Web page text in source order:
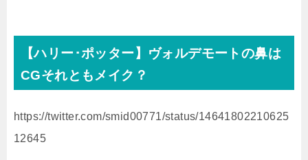
【ハリー･ポッター】ヴォルデモートの鼻は
CGそれともメイク？
https://twitter.com/smid00771/status/14641802210625
12645